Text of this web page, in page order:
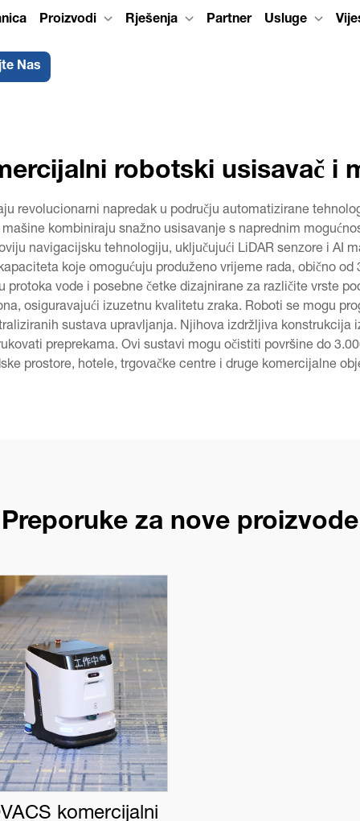
Proizvodi Rješenja Partner Usluge
Nas
robotski usisavač i
revolucionarni napredak u području automatizirane
kombiniraju snažno usisavanje s naprednim
navigacijsku tehnologiju, uključujući LiDAR senzore i AI
koje omogućuju produženo vrijeme rada, obično
vode i posebne četke dizajnirane za različite vrste
osiguravajući izuzetnu kvalitetu zraka. Roboti se mogu
sustava upravljanja. Njihova izdržljiva konstrukcija
preprekama. Ovi sustavi mogu očistiti površine do
prostore, hotele, trgovačke centre i druge komercijalne
Preporuke za nove proizvode
komercijalni